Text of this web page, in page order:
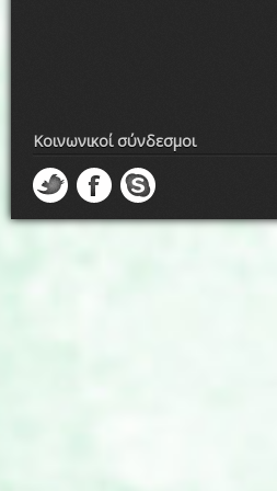
Κοινωνικοί σύνδεσμοι